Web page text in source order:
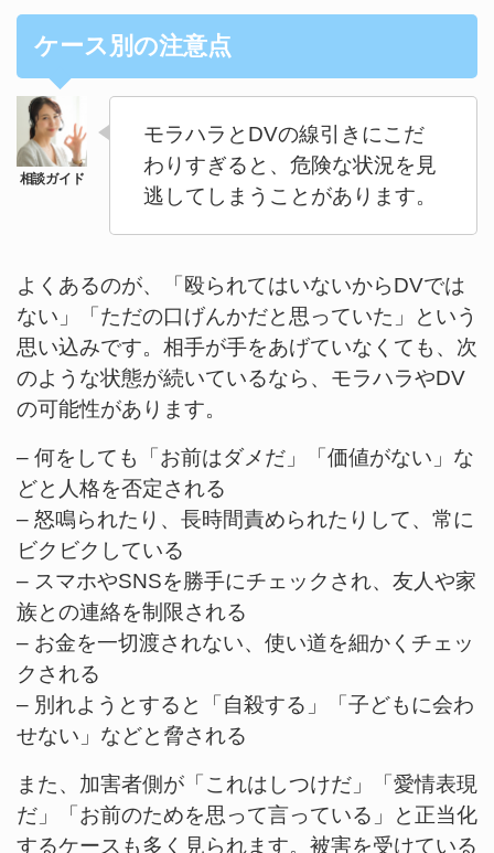
ケース別の注意点
モラハラとDVの線引きにこだ
わりすぎると、危険な状況を見
逃してしまうことがあります。
よくあるのが、「殴られてはいないからDVでは
ない」「ただの口げんかだと思っていた」という
思い込みです。相手が手をあげていなくても、次
のような状態が続いているなら、モラハラやDV
の可能性があります。
– 何をしても「お前はダメだ」「価値がない」な
どと人格を否定される
– 怒鳴られたり、長時間責められたりして、常に
ビクビクしている
– スマホやSNSを勝手にチェックされ、友人や家
族との連絡を制限される
– お金を一切渡されない、使い道を細かくチェッ
クされる
– 別れようとすると「自殺する」「子どもに会わ
せない」などと脅される
また、加害者側が「これはしつけだ」「愛情表現
だ」「お前のためを思って言っている」と正当化
するケースも多く見られます。被害を受けている